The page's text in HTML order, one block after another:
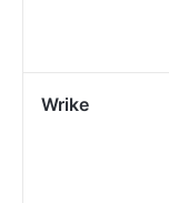
Wrike